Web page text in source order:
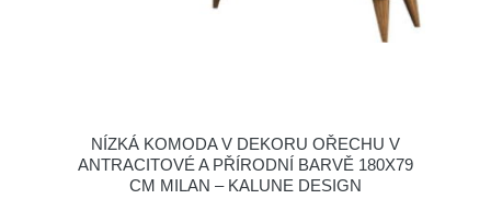
NÍZKÁ KOMODA V DEKORU OŘECHU V
ANTRACITOVÉ A PŘÍRODNÍ BARVĚ 180X79
CM MILAN – KALUNE DESIGN